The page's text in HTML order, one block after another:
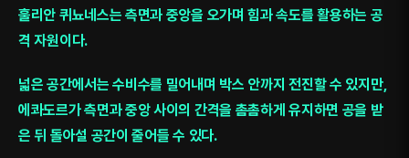
훌리안 퀴뇨네스는 측면과 중앙을 오가며 힘과 속도를 활용하는 공
격 자원이다.
넓은 공간에서는 수비수를 밀어내며 박스 안까지 전진할 수 있지만,
에콰도르가 측면과 중앙 사이의 간격을 촘촘하게 유지하면 공을 받
은 뒤 돌아설 공간이 줄어들 수 있다.